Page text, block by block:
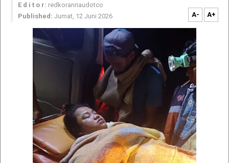
E d i t o r: redkoranriaudotco
Published: Jumat, 12 Juni 2026 A- A+